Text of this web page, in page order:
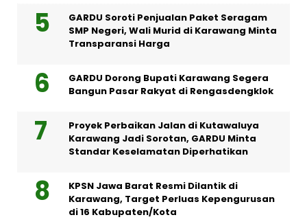
GARDU Soroti Penjualan Paket Seragam
SMP Negeri, Wali Murid di Karawang Minta
Transparansi Harga
GARDU Dorong Bupati Karawang Segera
Bangun Pasar Rakyat di Rengasdengklok
Proyek Perbaikan Jalan di Kutawaluya
Karawang Jadi Sorotan, GARDU Minta
Standar Keselamatan Diperhatikan
KPSN Jawa Barat Resmi Dilantik di
Karawang, Target Perluas Kepengurusan
di 16 Kabupaten/Kota